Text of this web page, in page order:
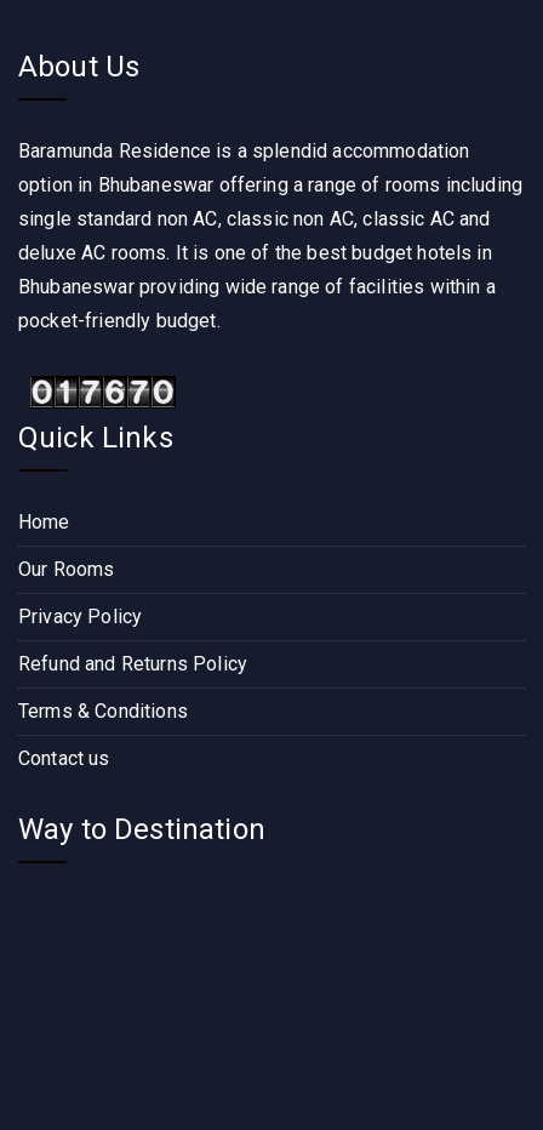
About Us
Baramunda Residence is a splendid accommodation
option in Bhubaneswar offering a range of rooms including
single standard non AC, classic non AC, classic AC and
deluxe AC rooms. It is one of the best budget hotels in
Bhubaneswar providing wide range of facilities within a
pocket-friendly budget.
Quick Links
Home
Our Rooms
Privacy Policy
Refund and Returns Policy
Terms & Conditions
Contact us
Way to Destination